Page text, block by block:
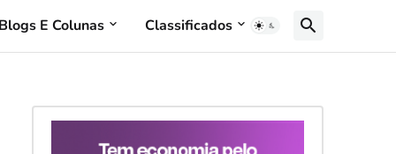
E Colunas Classificados